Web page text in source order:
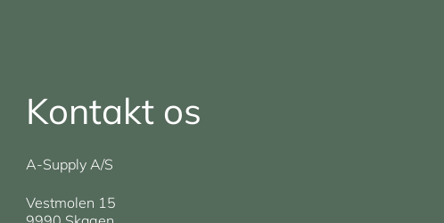
Kontakt os
A-Supply A/S
Vestmolen 15